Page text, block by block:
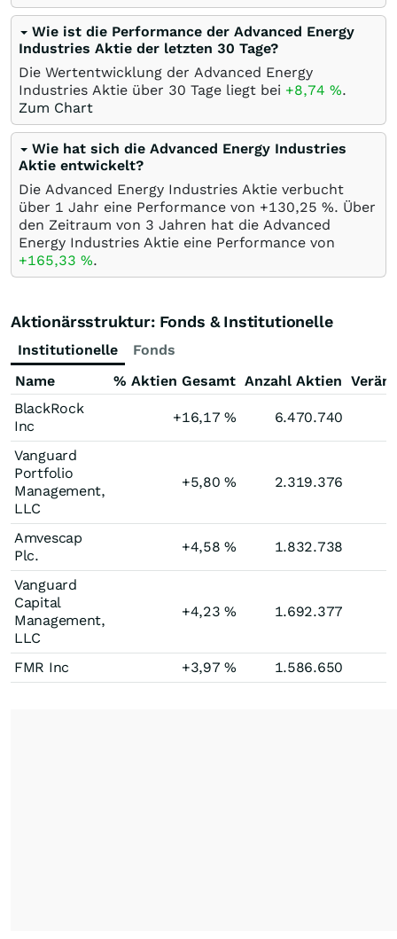
Wie ist die Performance der Advanced Energy
Industries Aktie der letzten 30 Tage?
Die Wertentwicklung der Advanced Energy
Industries Aktie über 30 Tage liegt bei +8,74 %.
Zum Chart
Wie hat sich die Advanced Energy Industries
Aktie entwickelt?
Die Advanced Energy Industries Aktie verbucht
über 1 Jahr eine Performance von +130,25 %. Über
den Zeitraum von 3 Jahren hat die Advanced
Energy Industries Aktie eine Performance von
+165,33 %.
Aktionärsstruktur: Fonds & Institutionelle
Institutionelle
Fonds
Name
% Aktien Gesamt Anzahl Aktien
BlackRock
Inc
+16,17% 6.470.740
Vanguard
Portfolio
Management,
LLC
+5,80% 2.319.376
Amvescap
Plc.
+4,58% 1.832.738
Vanguard
Capital
Management,
LLC
+4,23% 1.692.377
FMR Inc +3,97% 1.586.650